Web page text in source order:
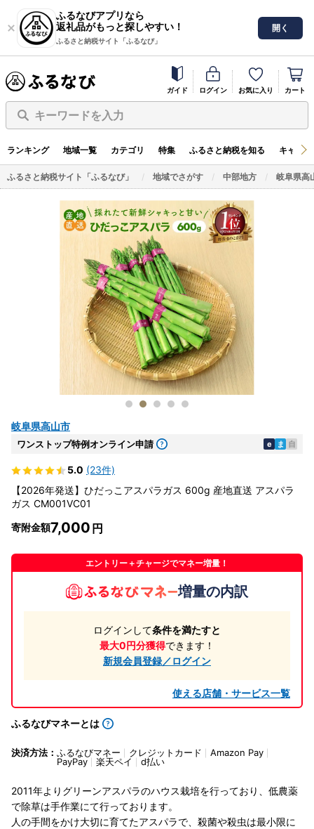
ふるなびアプリなら
返礼品がもっと探しやすい！
ふるさと納税サイト「ふるなび」
開く
ガイド ログイン お気に入り カート
キーワードを入力
ランキング 地域一覧 カテゴリ 特集 ふるさと納税を知る キャン
ふるさと納税サイト「ふるなび」 地域でさがす 中部地方 岐阜県高
岐阜県高山市
ワンストップ特例オンライン申請 e ま 自
5.0 (23件)
【2026年発送】ひだっこアスパラガス 600g 産地直送 アスパラ
ガス CM001VC01
寄附金額7,000
エントリー＋チャージでマネー増量！
増量の内訳
ログインして条件を満たすと
最大0円分獲得できます！
新規会員登録／ログイン
使える店舗・サービス一覧
ふるなびマネーとは
決済方法： ふるなびマネー クレジットカード
Amazon Pay
PayPay
楽天ペイ d払い
2011年よりグリーンアスパラのハウス栽培を行っており、低農薬
で除草は手作業にて行っております。
人の手間をかけ大切に育てたアスパラで、殺菌や殺虫は最小限に